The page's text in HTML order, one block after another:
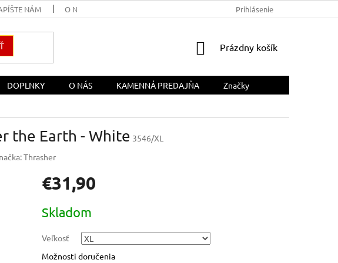
NÁM O NÁS Prihlásenie
NÁKUPNÝ
Prázdny košík
DOPLNKY O NÁS KAMENNÁ PREDAJŇA
Značky
the Earth - White 3546/XL
Thrasher
€31,90
cena:
Skladom
Veľkosť
Možnosti doručenia